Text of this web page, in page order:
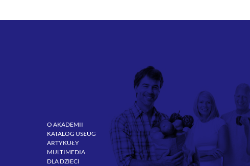
O AKADEMII
KATALOG USŁUG
ARTYKUŁY
MULTIMEDIA
DLA DZIECI